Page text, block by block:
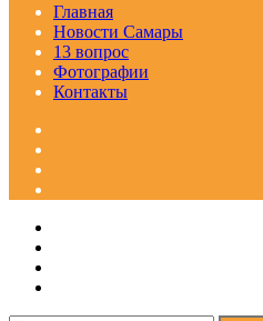
Главная
Новости Самары
13 вопрос
Фотографии
Контакты
Facebook
Google+
Одноклассники
WhatsApp
Telegram
Viber
Кнопка
«Наверх»
Закрыть